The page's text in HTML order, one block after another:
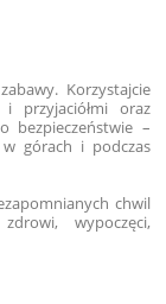
Korzystajcie
przyjaciółmi oraz
bezpieczeństwie –
górach i podczas
chwil
wypoczęci,